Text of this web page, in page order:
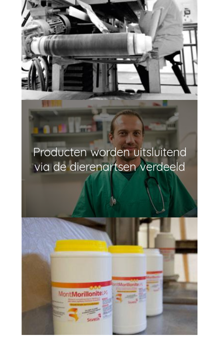
Producten worden uitsluitend
via de dierenartsen verdeeld